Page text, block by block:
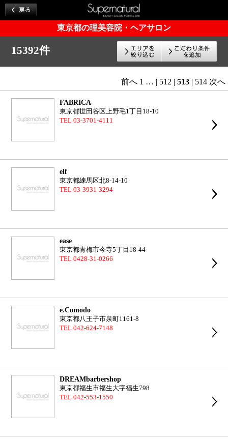
東京都の理美容院・ヘアサロン
15392件
前へ 1 … | 512 | 513 | 514 次へ
FABRICA
東京都世田谷区上野毛1丁目18-10
TEL 03-3701-4111
elf
東京都練馬区北8-14-10
TEL 03-3931-3294
ease
東京都青梅市今寺5丁目18-44
TEL 0428-31-0266
e.Comodo
東京都八王子市泉町1161-8
TEL 042-624-7148
DREAMbarbershop
東京都福生市福生大字福生798
TEL 042-553-1550